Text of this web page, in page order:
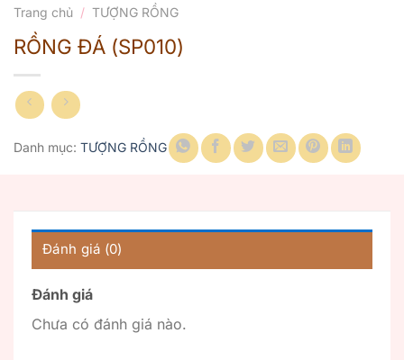
Trang chủ / TƯỢNG RỒNG
RỒNG ĐÁ (SP010)
Danh mục: TƯỢNG RỒNG
Đánh giá (0)
Đánh giá
Chưa có đánh giá nào.